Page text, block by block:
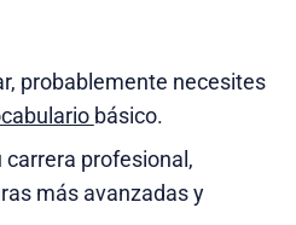
probablemente necesites
básico.
profesional,
más avanzadas y